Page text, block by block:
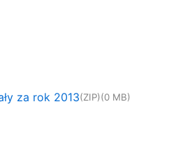
za rok 2013(ZIP)(0 MB)